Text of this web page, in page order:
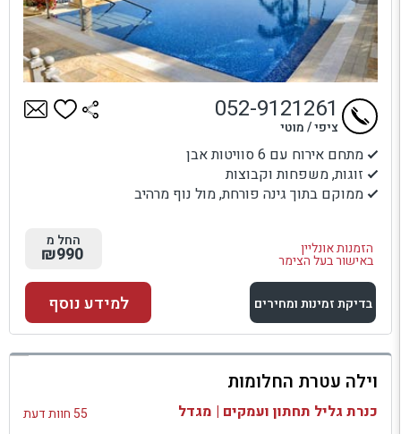
מתחם אירוח עם 6 סוויטות אבן
זוגות, משפחות וקבוצות
ממוקם בתוך גינה פורחת, מול נוף מרהיב
הזמנות אונליין
באישור בעל הצימר
052-9121261
ציפי / מוטי
החל מ
₪990
בדיקת זמינות ומחירים
למתחם זה
בדיקת זמינות ומחירים
למידע נוסף
וילה עטרת החלומות
כנרת גליל תחתון ועמקים | מגדל 55 חוות דעת